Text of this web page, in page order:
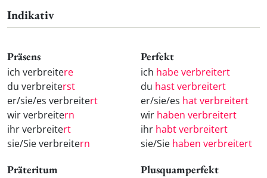
Indikativ
Präsens
ich verbreitere
du verbreiterst
er/sie/es verbreitert
wir verbreitern
ihr verbreitert
sie/Sie verbreitern
Perfekt
ich habe verbreitert
du hast verbreitert
er/sie/es hat verbreitert
wir haben verbreitert
ihr habt verbreitert
sie/Sie haben verbreitert
Präteritum Plusquamperfekt